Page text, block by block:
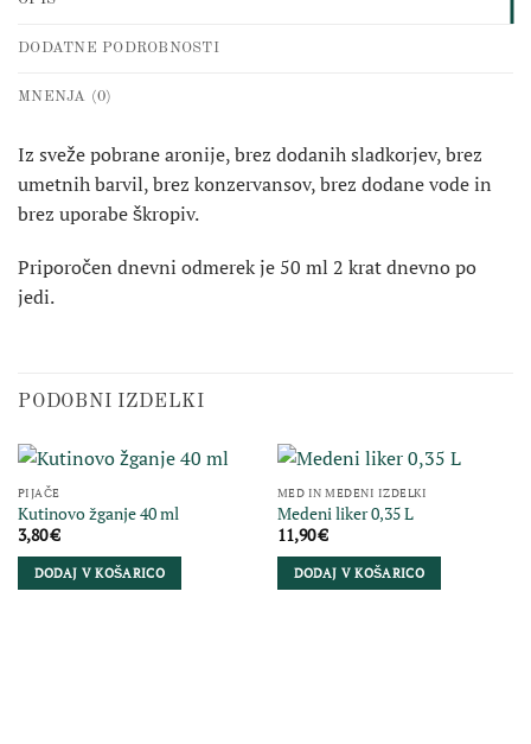
DODATNE PODROBNOSTI
MNENJA (0)
Iz sveže pobrane aronije, brez dodanih sladkorjev, brez
umetnih barvil, brez konzervansov, brez dodane vode in
brez uporabe škropiv.
Priporočen dnevni odmerek je 50 ml 2 krat dnevno po
jedi.
PODOBNI IZDELKI
PIJAČE
Kutinovo žganje 40 ml
3,80€
DODAJ V KOŠARICO
MED IN MEDENI IZDELKI
Medeni liker 0,35 L
11,90€
DODAJ V KOŠARICO